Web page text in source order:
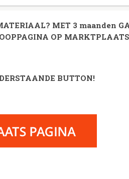
MET 3 maanden
OP
BUTTON!